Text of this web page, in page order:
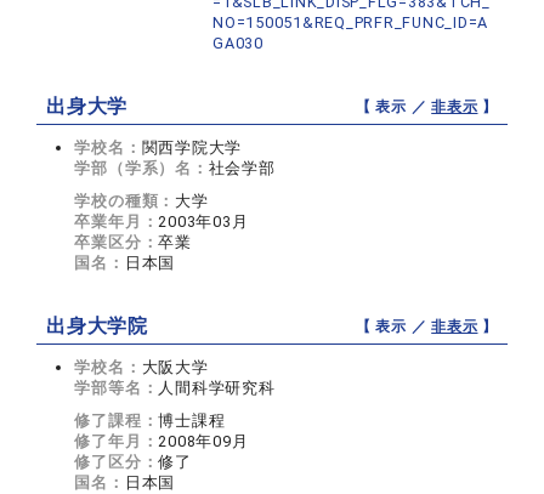
NO=150051&REQ_PRFR_FUNC_ID=A
GA030
出身大学 【 表示 ／非表示 】
学校名： 関西学院大学
学部（学系）名： 社会学部
学校の種類： 大学
卒業年月：2003年03月
卒業区分：卒業
国名： 日本国
出身大学院 【 表示 ／非表示 】
学校名： 大阪大学
学部等名： 人間科学研究科
修了課程：博士課程
修了年月：2008年09月
修了区分：修了
国名： 日本国